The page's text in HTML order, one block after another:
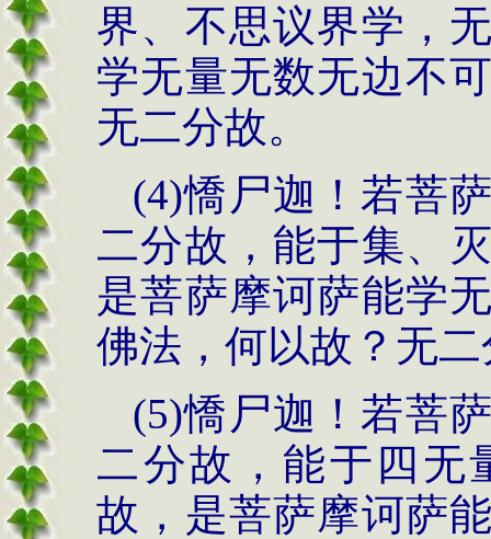
界、不思议界学，
学无量无数无边不
无二分故。
(4)憍尸迦！若菩
二分故，能于集、
是菩萨摩诃萨能学
佛法，何以故？无
(5)憍尸迦！若菩
二分故，能于四无
故，是菩萨摩诃萨